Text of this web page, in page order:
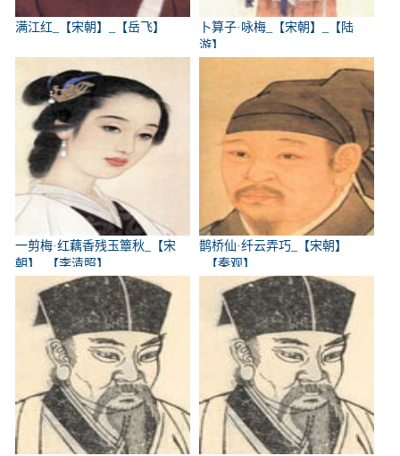
满江红_【宋朝】_【岳飞】
卜算子·咏梅_【宋朝】_【陆
游】
一剪梅·红藕香残玉簟秋_【宋
朝】_【李清照】
鹊桥仙·纤云弄巧_【宋朝】
_【秦观】